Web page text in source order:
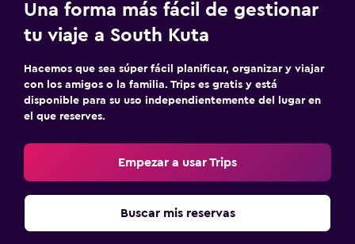
Una forma más fácil de gestionar
tu viaje a South Kuta
Hacemos que sea súper fácil planificar, organizar y viajar
con los amigos o la familia. Trips es gratis y está
disponible para su uso independientemente del lugar en
el que reserves.
Empezar a usar Trips
Buscar mis reservas